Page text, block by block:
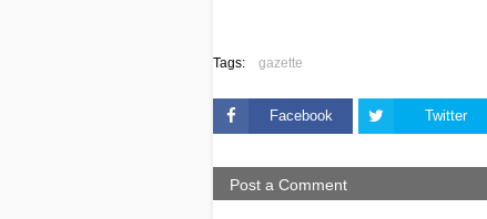
Tags: gazette
Facebook Twitter
Post a Comment